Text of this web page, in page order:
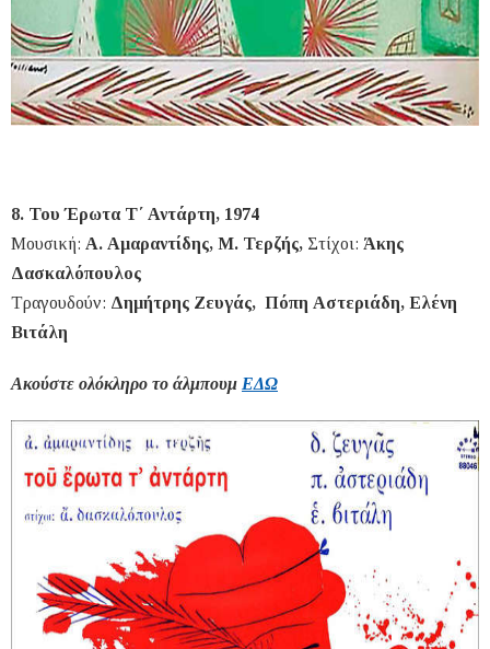
8. Του Έρωτα Τ΄ Αντάρτη, 1974
Μουσική: Α. Αμαραντίδης, Μ. Τερζής, Στίχοι: Άκης
Δασκαλόπουλος
Τραγουδούν: Δημήτρης Ζευγάς, Πόπη Αστεριάδη, Ελένη
Βιτάλη
Ακούστε ολόκληρο το άλμπουμ ΕΔΩ